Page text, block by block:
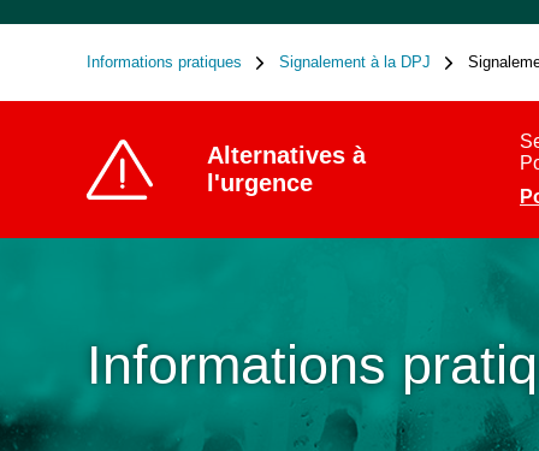
Informations pratiques Signalement à la DPJ
Alternatives à
l'urgence
Informations